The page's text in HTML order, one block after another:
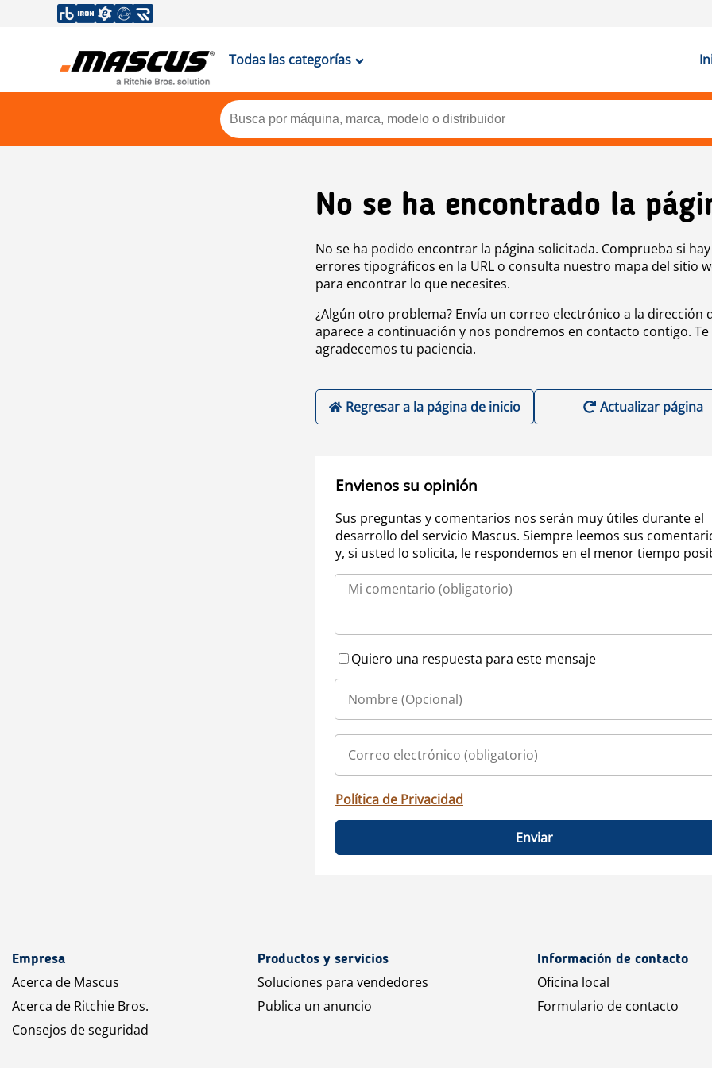
Todas las categorías
No se ha encontrado la
No se ha podido encontrar la página solicitada. Comprueba si hay
errores tipográficos en la URL o consulta nuestro mapa del sitio
para encontrar lo que necesites.
¿Algún otro problema? Envía un correo electrónico a la dirección
aparece a continuación y nos pondremos en contacto contigo. Te
agradecemos tu paciencia.
Regresar a la página de inicio Actualizar página
Envienos su opinión
Sus preguntas y comentarios nos serán muy útiles durante el
desarrollo del servicio Mascus. Siempre leemos sus
y, si usted lo solicita, le respondemos en el menor tiempo
Quiero una respuesta para este mensaje
Política de Privacidad
Enviar
Empresa
Acerca de Mascus
Acerca de Ritchie Bros.
Consejos de seguridad
Productos y servicios
Soluciones para vendedores
Publica un anuncio
Información de contacto
Oficina local
Formulario de contacto